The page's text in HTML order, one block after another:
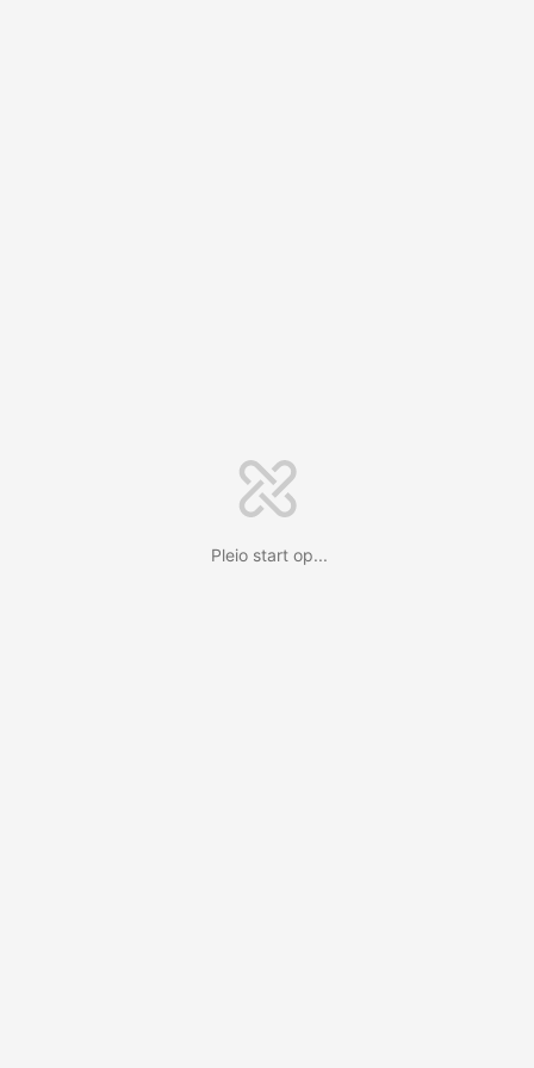
Pleio start op...